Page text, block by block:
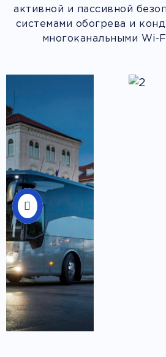
активной и пассивной
системами обогрева и
многоканальными Wi-